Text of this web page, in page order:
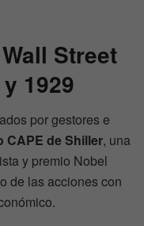
Street
1929
por gestores e
CAPE de Shiller, una
y premio Nobel
de las acciones con